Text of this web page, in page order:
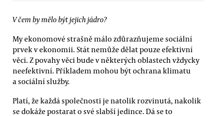
V čem by mělo být jejich jádro?
My ekonomové strašně málo zdůrazňujeme sociální
prvek v ekonomii. Stát nemůže dělat pouze efektivní
věci. Z povahy věci bude v některých oblastech vždycky
neefektivní. Příkladem mohou být ochrana klimatu
a sociální služby.
Platí, že každá společnosti je natolik rozvinutá, nakolik
se dokáže postarat o své slabší jedince. Dá se to